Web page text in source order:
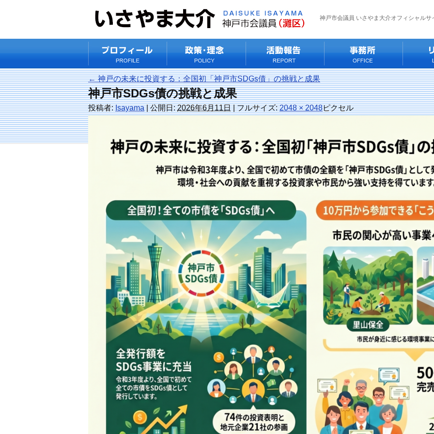
神戸市会議員 いさやま大介オフィシャルサ
←神戸の未来に投資する：全国初「神戸市SDGs債」の挑戦と成果
神戸市SDGs債の挑戦と成果
投稿者: Isayama | 公開日: 2026年6月11日 |フルサイズ:2048 × 2048ピクセル